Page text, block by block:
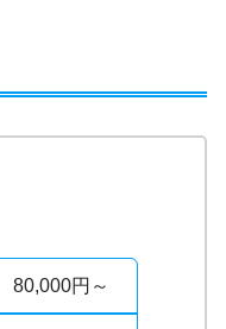
80,000円～